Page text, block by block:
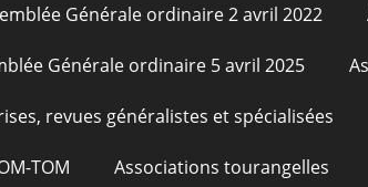
Générale ordinaire 2 avril 2022
Générale ordinaire 5 avril 2025
revues généralistes et spécialisées
TOM Associations tourangelles